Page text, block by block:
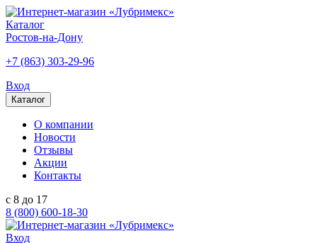
Каталог
Ростов-на-Дону
+7 (863) 303-29-96
Вход
Каталог
О компании
Новости
Отзывы
Акции
Контакты
с 8 до 17
8 (800) 600-18-30
Вход